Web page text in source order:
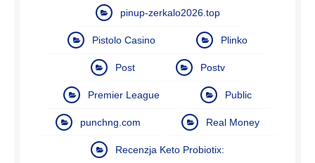
pinup-zerkalo2026.top
Pistolo Casino Plinko
Post Postv
Premier League Public
punchng.com Real Money
Recenzja Keto Probiotix: